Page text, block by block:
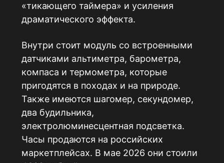
«тикающего таймера» и усиления
драматического эффекта.
Внутри стоит модуль со встроенными
датчиками альтиметра, барометра,
компаса и термометра, которые
пригодятся в походах и на природе.
Также имеются шагомер, секундомер,
два будильника,
электролюминесцентная подсветка.
Часы продаются на российских
маркетплейсах. В мае 2026 они стоили